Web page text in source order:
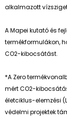
alkalmazott
A Mapei kutató és
termékformulákon,
CO2-kibocsátást.
*A Zero
mért CO2-
életciklus-elemzési
védelmi projektek